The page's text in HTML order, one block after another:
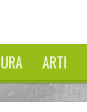
ARTI